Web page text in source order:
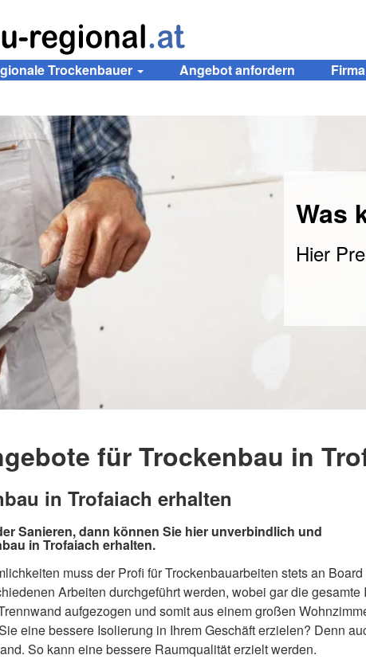
Trockenbauer Angebot anfordern
Was
Hier
für Trockenbau in
in Trofaiach erhalten
Sanieren, dann können Sie hier unverbindlich und
in Trofaiach erhalten.
muss der Profi für Trockenbauarbeiten stets an Board
Arbeiten durchgeführt werden, wobei gar die
aufgezogen und somit aus einem großen
eine bessere Isolierung in Ihrem Geschäft erzielen? Denn
So kann eine bessere Raumqualität erzielt werden.